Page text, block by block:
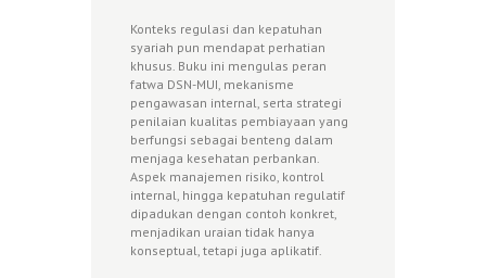
Konteks regulasi dan kepatuhan
syariah pun mendapat perhatian
khusus. Buku ini mengulas peran
fatwa DSN-MUI, mekanisme
pengawasan internal, serta strategi
penilaian kualitas pembiayaan yang
berfungsi sebagai benteng dalam
menjaga kesehatan perbankan.
Aspek manajemen risiko, kontrol
internal, hingga kepatuhan regulatif
dipadukan dengan contoh konkret,
menjadikan uraian tidak hanya
konseptual, tetapi juga aplikatif.